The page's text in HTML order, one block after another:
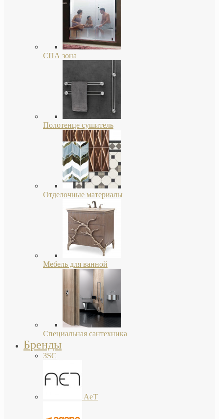
СПА зона
Полотенце сушитель
Отделочные материалы
Мебель для ванной
Специальная сантехника
Бренды
3SC
AeT